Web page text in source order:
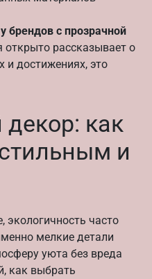
брендов с прозрачной
открыто рассказывает о
и достижениях, это
как
и
экологичность часто
мелкие детали
уюта без вреда
как выбрать